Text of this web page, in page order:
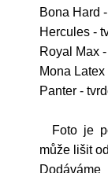
Bona Hard
Hercules -
Royal Max
Mona
Panter -
Foto je
může lišit